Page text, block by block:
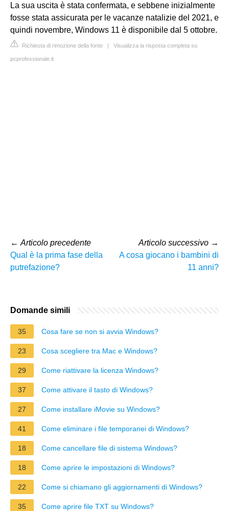
La sua uscita è stata confermata, e sebbene inizialmente
fosse stata assicurata per le vacanze natalizie del 2021, e
quindi novembre, Windows 11 è disponibile dal 5 ottobre.
Richiesta di rimozione della fonte | Visualizza la risposta completa su
pcprofessionale.it
← Articolo precedente
Qual è la prima fase della
putrefazione?
Articolo successivo →
A cosa giocano i bambini di
11 anni?
Domande simili
35 Cosa fare se non si avvia Windows?
23 Cosa scegliere tra Mac e Windows?
29 Come riattivare la licenza Windows?
37 Come attivare il tasto di Windows?
27 Come installare iMovie su Windows?
41 Come eliminare i file temporanei di Windows?
18 Come cancellare file di sistema Windows?
18 Come aprire le impostazioni di Windows?
22 Come si chiamano gli aggiornamenti di Windows?
35 Come aprire file TXT su Windows?